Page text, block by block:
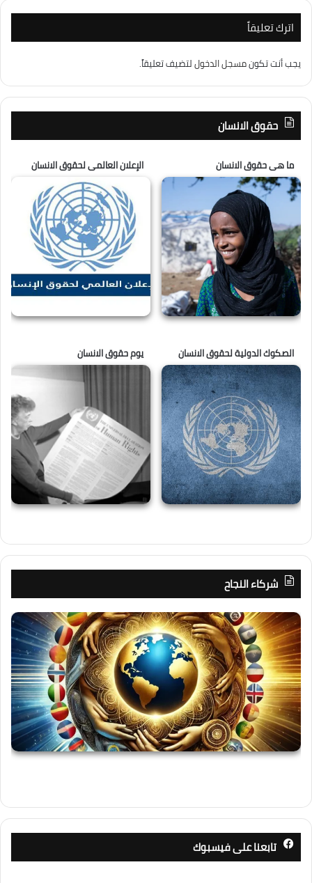
اترك تعليقاً
يجب أنت تكونمسجل الدخوللتضيف تعليقاً.
حقوق الانسان
ما هى حقوق الانسان الإعلان العالمى لحقوق الانسان
الصكوك الدولية لحقوق الانسان يوم حقوق الانسان
شركاء النجاح
تابعنا على فيسبوك